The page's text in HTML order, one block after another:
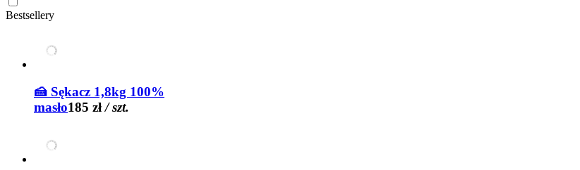
Bestsellery
🍰 Sękacz 1,8kg 100%
masło185 zł / szt.